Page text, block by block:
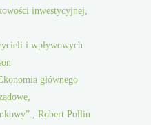
inwestycyjnej,
i wpływowych
głównego
Robert Pollin